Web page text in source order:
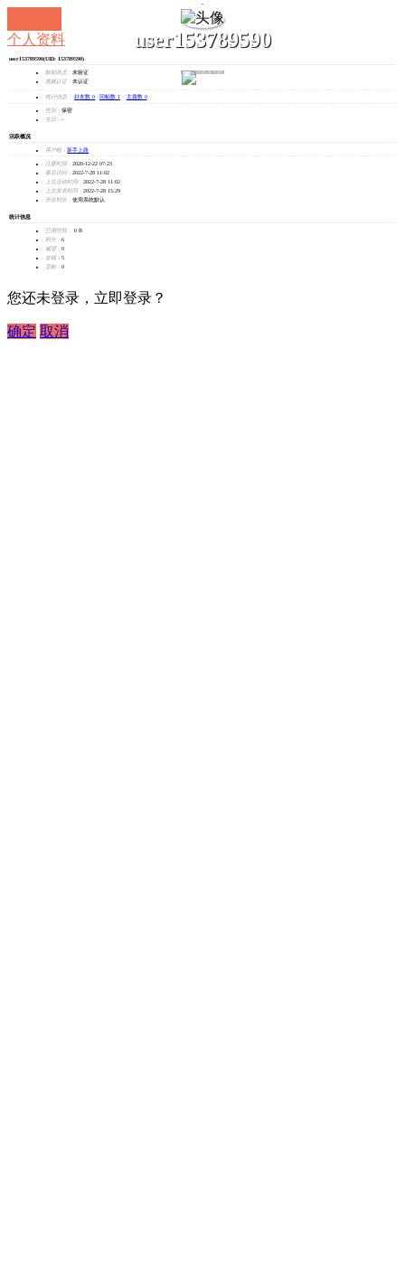
user153789590
发消息
个人资料
user153789590(UID: 153789590)
邮箱状态： 未验证
视频认证： 未认证
统计信息： 好友数 0 回帖数 1 主题数 0
性别： 保密
生日： -
活跃概况
用户组： 新手上路
注册时间： 2020-12-22 07:23
最后访问： 2022-7-28 11:02
上次活动时间： 2022-7-28 11:02
上次发表时间： 2022-7-28 15:29
所在时区： 使用系统默认
统计信息
已用空间：
0 B
积分： 6
威望： 0
金钱： 5
贡献： 0
您还未登录，立即登录？
确定 取消